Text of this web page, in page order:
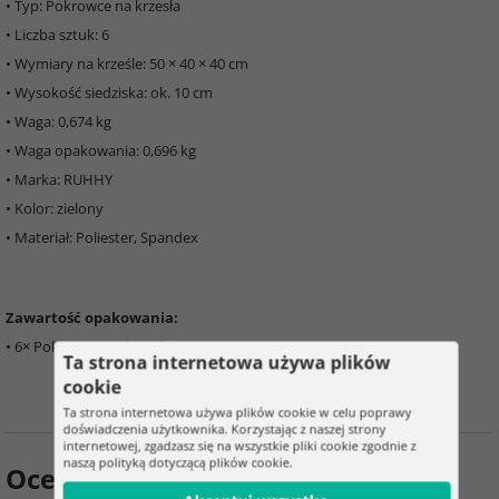
• Typ: Pokrowce na krzesła
• Liczba sztuk: 6
• Wymiary na krześle: 50 × 40 × 40 cm
• Wysokość siedziska: ok. 10 cm
• Waga: 0,674 kg
• Waga opakowania: 0,696 kg
• Marka: RUHHY
• Kolor: zielony
• Materiał: Poliester, Spandex
Zawartość opakowania:
• 6× Pokrowiec na krzesło
Ocena produktu
Ta strona internetowa używa plików
cookie
Ta strona internetowa używa plików cookie w celu poprawy
doświadczenia użytkownika. Korzystając z naszej strony
internetowej, zgadzasz się na wszystkie pliki cookie zgodnie z
naszą polityką dotyczącą plików cookie.